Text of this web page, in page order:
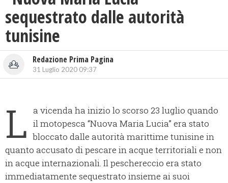
sequestrato dalle autorità
tunisine
Redazione Prima Pagina
31 Luglio 2020 09:37
L a vicenda ha inizio lo scorso 23 luglio quando
il motopesca “Nuova Maria Lucia” era stato
bloccato dalle autorità marittime tunisine in
quanto accusato di pescare in acque territoriali e non
in acque internazionali. Il peschereccio era stato
immediatamente sequestrato insieme ai suoi